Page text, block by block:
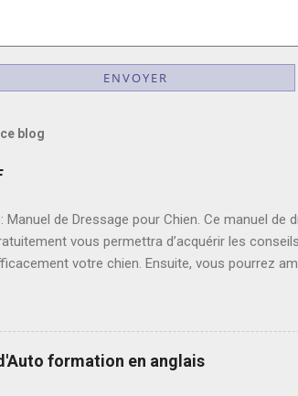
blog
Manuel de Dressage pour Chien. Ce manuel de
vous permettra d’acquérir les
votre chien. Ensuite, vous pourrez
les comportements indésirables tels que :
Aboiements intempestifs. Comment Avoir une
nous allons vous montrer la marche à suivre
votre mémoire. En fait, en peu de temps et avec
formation en anglais